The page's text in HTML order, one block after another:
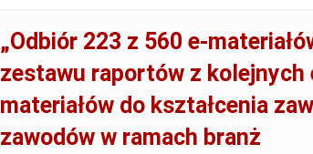
„Odbiór 223 z 560 e-
zestawu raportów z
materiałów do kształcenia
zawodów w ramach branż